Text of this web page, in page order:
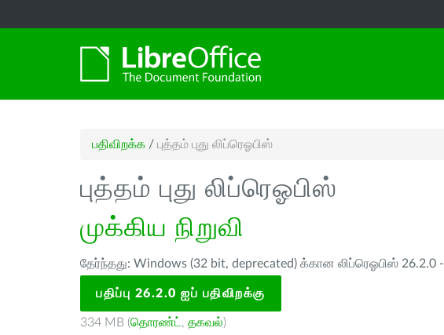
பதிவிறக்க / புத்தம் புது லிப்ரெஓபிஸ்
புத்தம் புது லிப்ரெஓபிஸ்
முக்கிய நிறுவி
தேர்ந்தது: Windows (32 bit, deprecated) க்கான லிப்ரெஓபிஸ் 26.2.0 -
பதிப்பு 26.2.0 ஐப் பதிவிறக்கு
334 MB (தொரண்ட் , தகவல்)